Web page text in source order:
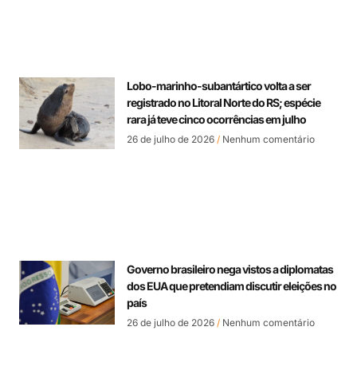
Lobo-marinho-subantártico volta a ser
registrado no Litoral Norte do RS; espécie
rara já teve cinco ocorrências em julho
26 de julho de 2026 Nenhum comentário
Governo brasileiro nega vistos a diplomatas
dos EUA que pretendiam discutir eleições no
país
26 de julho de 2026 Nenhum comentário